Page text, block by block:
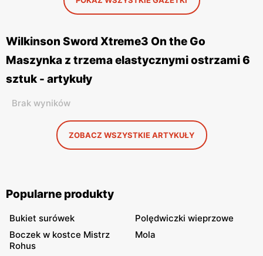
Wilkinson Sword Xtreme3 On the Go
Maszynka z trzema elastycznymi ostrzami 6
sztuk - artykuły
Brak wyników
ZOBACZ WSZYSTKIE ARTYKUŁY
Popularne produkty
Bukiet surówek
Polędwiczki wieprzowe
Boczek w kostce Mistrz
Rohus
Mola